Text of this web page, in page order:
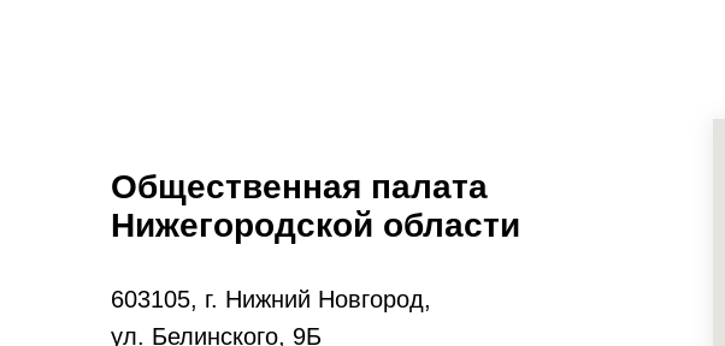
Общественная палата
Нижегородской области
603105, г. Нижний Новгород,
ул. Белинского, 9Б